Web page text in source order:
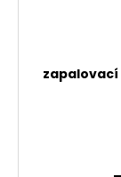
zapalovací